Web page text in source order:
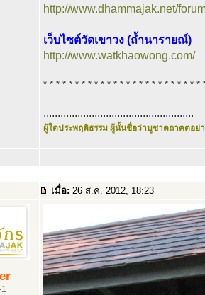
http://www.dhammajak.net/
เว็บไซต์วัดเขาวง (ถ้ำนารายณ์)
http://www.watkhaowong.com/
* * * * * * * * * * * * * * * * * * * * * * * * *
.....................................................
ผู้ใดประพฤติธรรม ผู้นั้นชื่อว่าบูชาตถาคตอย่า
เมื่อ: 26 ส.ค. 2012, 18:23